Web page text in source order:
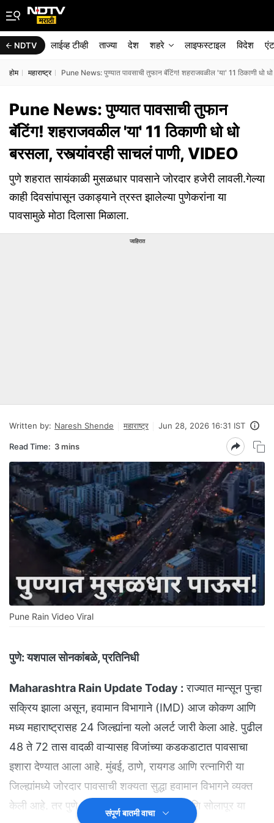
NDTV लाईव्ह टीव्ही ताज्या देश शहरे लाइफस्टाइल विदेश
होम महाराष्ट्र Pune News: पुण्यात पावसाची तुफान बॅटिंग! शहराजवळील 'या' 11 ठिकाणी धो
Pune News: पुण्यात पावसाची तुफान
बॅटिंग! शहराजवळील 'या' 11 ठिकाणी धो धो
बरसला, रस्त्यांवरही साचलं पाणी, VIDEO
पुणे शहरात सायंकाळी मुसळधार पावसाने जोरदार हजेरी लावली.गेल्या
काही दिवसांपासून उकाड्याने त्रस्त झालेल्या पुणेकरांना या
पावसामुळे मोठा दिलासा मिळाला.
जाहिरात
Written by: Naresh Shende महाराष्ट्र Jun 28, 2026 16:31 IST
Read Time: 3 mins
Pune Rain Video Viral
पुणे: यशपाल सोनकांबळे, प्रतिनिधी
Maharashtra Rain Update Today : राज्यात मान्सून पुन्हा
सक्रिय झाला असून, हवामान विभागाने (IMD) आज कोकण आणि
मध्य महाराष्ट्रासह 24 जिल्ह्यांना यलो अलर्ट जारी केला आहे. पुढील
48 ते 72 तास वादळी वाऱ्यासह विजांच्या कडकडाटात पावसाचा
इशारा देण्यात आला आहे. मुंबई, ठाणे, रायगड आणि रत्नागिरी या
जिल्ह्यांमध्ये जोरदार पावसाची शक्यता सुद्धा हवामान विभागने व्यक्त
केली आहे. तर पुणे, सातारा, कोल्हापूर, सांगली आणि सोलापूर या
संपूर्ण बातमी वाचा